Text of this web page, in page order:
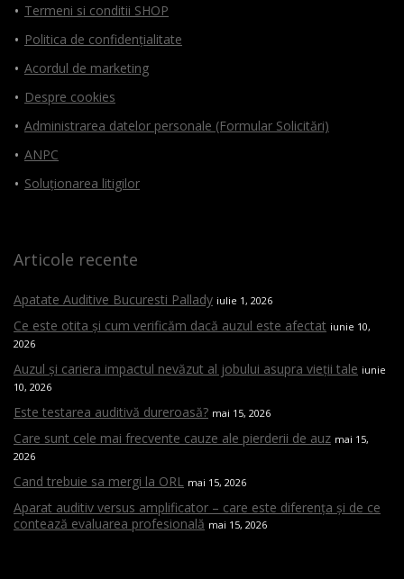
Termeni si conditii SHOP
Politica de confidențialitate
Acordul de marketing
Despre cookies
Administrarea datelor personale (Formular Solicitări)
ANPC
Soluționarea litigilor
Articole recente
Apatate Auditive Bucuresti Pallady iulie 1, 2026
Ce este otita și cum verificăm dacă auzul este afectat iunie 10,
2026
Auzul și cariera impactul nevăzut al jobului asupra vieții tale iunie
10, 2026
Este testarea auditivă dureroasă? mai 15, 2026
Care sunt cele mai frecvente cauze ale pierderii de auz mai 15,
2026
Cand trebuie sa mergi la ORL mai 15, 2026
Aparat auditiv versus amplificator – care este diferența și de ce
contează evaluarea profesională mai 15, 2026